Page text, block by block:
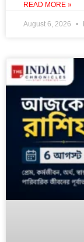
READ MORE »
August 6, 2026